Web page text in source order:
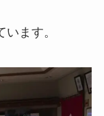
ます。